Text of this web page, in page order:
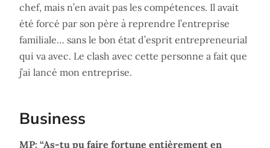
chef, mais n’en avait pas les compétences. Il avait
été forcé par son père à reprendre l’entreprise
familiale… sans le bon état d’esprit entrepreneurial
qui va avec. Le clash avec cette personne a fait que
j’ai lancé mon entreprise.
Business
MP: “As-tu pu faire fortune entièrement en